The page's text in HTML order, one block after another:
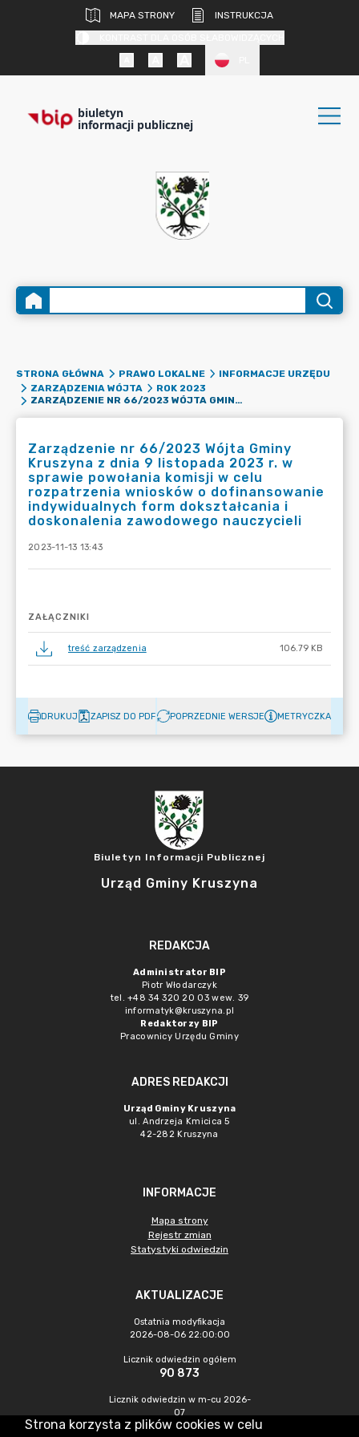
MAPA STRONY
INSTRUKCJA
biuletyn
informacji publicznej
STRONA GŁÓWNA PRAWO LOKALNE
INFORMACJE URZĘDU
ZARZĄDZENIA WÓJTA
ROK 2023
ZARZĄDZENIE NR 66/2023 WÓJTA GMINY KRUSZYNA Z DNIA 9 LISTOPADA 2023 R. W SPRAWIE POWOŁANIA KOMISJI W CELU ROZPATRZENIA WNIOSKÓW O DOFINANSOWANIE INDYWIDUALNYCH FORM DOKSZTAŁCANIA I DOSKONALENIA ZAWODOWEGO NAUCZYCIELI
Zarządzenie nr 66/2023 Wójta Gminy
Kruszyna z dnia 9 listopada 2023 r. w
sprawie powołania komisji w celu
rozpatrzenia wniosków o dofinansowanie
indywidualnych form dokształcania i
doskonalenia zawodowego nauczycieli
2023-11-13 13:43
ZAŁĄCZNIKI
treść zarządzenia 106.79 KB
DRUKUJ ZAPISZ DO PDF POPRZEDNIE WERSJE METRYCZKA
Biuletyn Informacji Publicznej
Urząd Gminy Kruszyna
REDAKCJA
Administrator BIP
Piotr Włodarczyk
tel. +48 34 320 20 03 wew. 39
informatyk@kruszyna.pl
Redaktorzy BIP
Pracownicy Urzędu Gminy
ADRES REDAKCJI
Urząd Gminy Kruszyna
ul. Andrzeja Kmicica 5
42-282 Kruszyna
INFORMACJE
Mapa strony
Rejestr zmian
Statystyki odwiedzin
AKTUALIZACJE
Ostatnia modyfikacja
2026-08-06 22:00:00
Licznik odwiedzin ogółem
90 873
Licznik odwiedzin w m-cu 2026-
07
360
Strona korzysta z plików cookies w celu